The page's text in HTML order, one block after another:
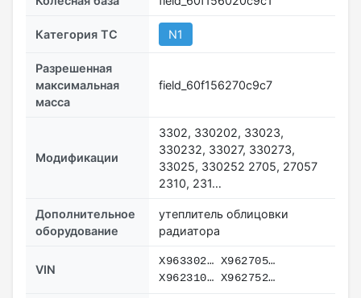
Категория ТС N1
Разрешенная
максимальная
масса
field_60f156270c9c7
Модификации
3302, 330202, 33023,
330232, 33027, 330273,
33025, 330252 2705, 27057
2310, 231…
Дополнительное
оборудование
утеплитель облицовки
радиатора
VIN
X963302… X962705…
X962310… X962752…